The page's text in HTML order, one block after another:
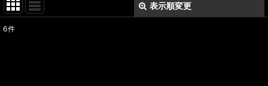
表示順変更
6件